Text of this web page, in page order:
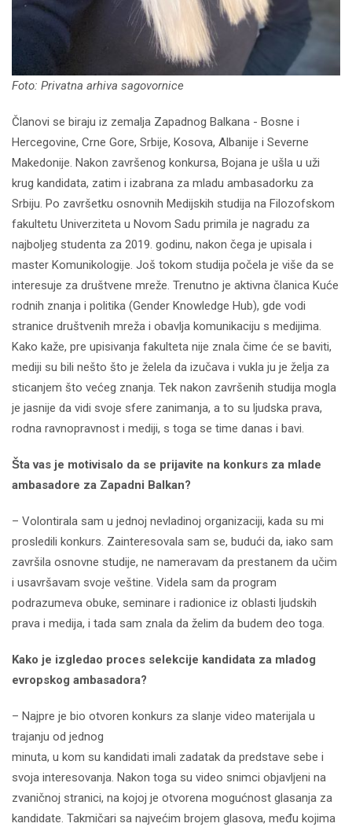
Foto: Privatna arhiva sagovornice
Članovi se biraju iz zemalja Zapadnog Balkana - Bosne i
Hercegovine, Crne Gore, Srbije, Kosova, Albanije i Severne
Makedonije. Nakon završenog konkursa, Bojana je ušla u uži
krug kandidata, zatim i izabrana za mladu ambasadorku za
Srbiju. Po završetku osnovnih Medijskih studija na Filozofskom
fakultetu Univerziteta u Novom Sadu primila je nagradu za
najboljeg studenta za 2019. godinu, nakon čega je upisala i
master Komunikologije. Još tokom studija počela je više da se
interesuje za društvene mreže. Trenutno je aktivna članica Kuće
rodnih znanja i politika (Gender Knowledge Hub), gde vodi
stranice društvenih mreža i obavlja komunikaciju s medijima.
Kako kaže, pre upisivanja fakulteta nije znala čime će se baviti,
mediji su bili nešto što je želela da izučava i vukla ju je želja za
sticanjem što većeg znanja. Tek nakon završenih studija mogla
je jasnije da vidi svoje sfere zanimanja, a to su ljudska prava,
rodna ravnopravnost i mediji, s toga se time danas i bavi.
Šta vas je motivisalo da se prijavite na konkurs za mlade
ambasadore za Zapadni Balkan?
– Volontirala sam u jednoj nevladinoj organizaciji, kada su mi
prosledili konkurs. Zainteresovala sam se, budući da, iako sam
završila osnovne studije, ne nameravam da prestanem da učim
i usavršavam svoje veštine. Videla sam da program
podrazumeva obuke, seminare i radionice iz oblasti ljudskih
prava i medija, i tada sam znala da želim da budem deo toga.
Kako je izgledao proces selekcije kandidata za mladog
evropskog ambasadora?
– Najpre je bio otvoren konkurs za slanje video materijala u
trajanju od jednog
minuta, u kom su kandidati imali zadatak da predstave sebe i
svoja interesovanja. Nakon toga su video snimci objavljeni na
zvaničnoj stranici, na kojoj je otvorena mogućnost glasanja za
kandidate. Takmičari sa najvećim brojem glasova, među kojima